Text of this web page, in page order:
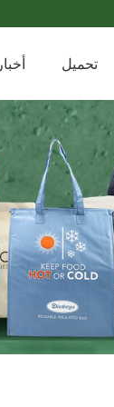
أخبار تحميل